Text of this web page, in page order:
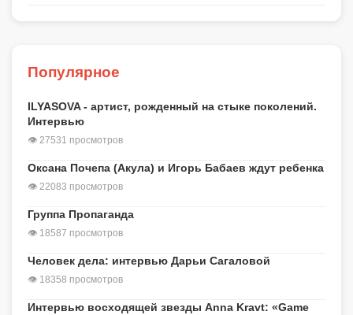
Популярное
ILYASOVA - артист, рожденный на стыке поколений.
Интервью
👁 27531 просмотров
Оксана Почепа (Акула) и Игорь Бабаев ждут ребенка
👁 22083 просмотров
Группа Пропаганда
👁 18587 просмотров
Человек дела: интервью Дарьи Сагаловой
👁 18358 просмотров
Интервью восходящей звезды Anna Kravt: «Game